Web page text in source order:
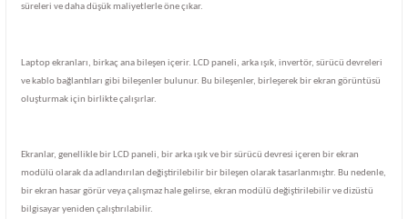
süreleri ve daha düşük maliyetlerle öne çıkar.
Laptop ekranları, birkaç ana bileşen içerir. LCD paneli, arka ışık, invertör, sürücü devreleri
ve kablo bağlantıları gibi bileşenler bulunur. Bu bileşenler, birleşerek bir ekran görüntüsü
oluşturmak için birlikte çalışırlar.
Ekranlar, genellikle bir LCD paneli, bir arka ışık ve bir sürücü devresi içeren bir ekran
modülü olarak da adlandırılan değiştirilebilir bir bileşen olarak tasarlanmıştır. Bu nedenle,
bir ekran hasar görür veya çalışmaz hale gelirse, ekran modülü değiştirilebilir ve dizüstü
bilgisayar yeniden çalıştırılabilir.